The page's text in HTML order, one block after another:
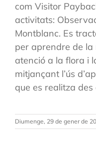
com Visitor
activitats:
Montblanc. Es
per aprendre de
atenció a la flora i
mitjançant l’ús
que es realitza des
Diumenge, 29 de gener de